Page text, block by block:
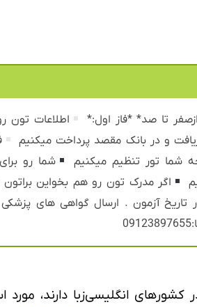
تا صد* *فاز اول:* اطلاعات تون
و در بانک مقصد پرداخت میکنیم
شما تور تنظیم میکنیم شما رو
اگر مدرک تون رو هم بخواین
تاریخ آزمون . ارسال گواهی های
انگلیسی‌زبا دارند، مورد